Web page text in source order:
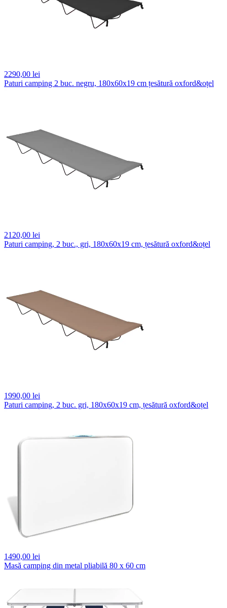
2290,00 lei
Paturi camping 2 buc. negru, 180x60x19 cm țesătură oxford&oțel
2120,00 lei
Paturi camping, 2 buc., gri, 180x60x19 cm, țesătură oxford&oțel
1990,00 lei
Paturi camping, 2 buc. gri, 180x60x19 cm, țesătură oxford&oțel
1490,00 lei
Masă camping din metal pliabilă 80 x 60 cm